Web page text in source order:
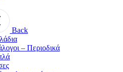
Back
– Περιοδικά